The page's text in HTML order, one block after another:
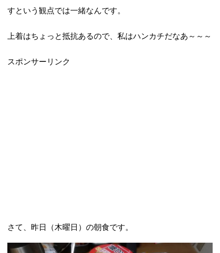
すという観点では一緒なんです。
上着はちょっと抵抗あるので、私はハンカチだなあ～～～
スポンサーリンク
さて、昨日（木曜日）の朝食です。